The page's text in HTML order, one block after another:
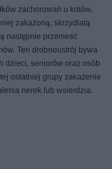
zachorowań u kotów,
zakażoną, skrzydlatą
następnie przenieść
Ten drobnoustrój bywa
dzieci, seniorów oraz osób
ostatniej grupy zakażenie
nerek lub wsierdzia.